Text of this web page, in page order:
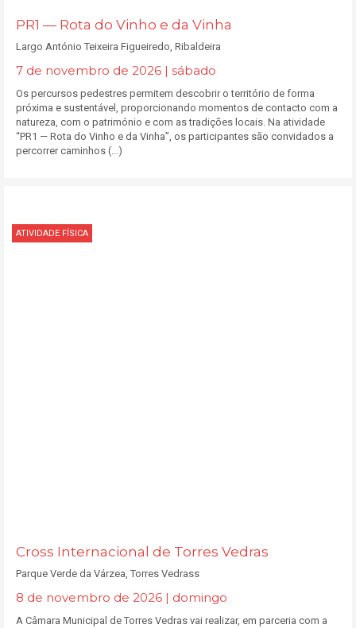
PR1 — Rota do Vinho e da Vinha
Largo António Teixeira Figueiredo, Ribaldeira
7 de novembro de 2026 | sábado
Os percursos pedestres permitem descobrir o território de forma
próxima e sustentável, proporcionando momentos de contacto com a
natureza, com o património e com as tradições locais. Na atividade
“PR1 — Rota do Vinho e da Vinha”, os participantes são convidados a
percorrer caminhos (...)
ATIVIDADE FÍSICA
Cross Internacional de Torres Vedras
Parque Verde da Várzea, Torres Vedrass
8 de novembro de 2026 | domingo
A Câmara Municipal de Torres Vedras vai realizar, em parceria com a